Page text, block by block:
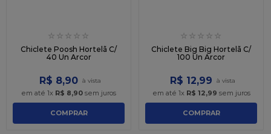
☆ ☆ ☆ ☆ ☆
Chiclete Poosh Hortelã C/
40 Un Arcor
R$ 8,90
em até 1x R$ 8,90 sem juros
COMPRAR
☆ ☆ ☆ ☆ ☆
Chiclete Big Big Hortelã C/
100 Un Arcor
R$ 12,99
em até 1x R$ 12,99 sem juros
COMPRAR